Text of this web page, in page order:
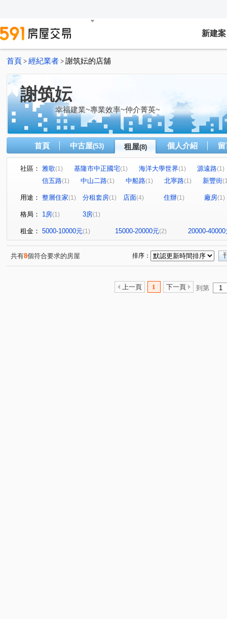
新建案
首頁 > 經紀業者 > 謝筑妘的店舖
謝筑妘
幸福建業~專業效率~仲介菁英~
首頁 中古屋(53) 租屋(8) 個人介紹
社區： 雅歌(1) 基隆市中正國宅(1) 海洋大學世界(1) 源遠路(1)
信五路(1) 中山二路(1) 中船路(1) 北寧路(1) 新豐街
用途： 整層住家(1) 分租套房(1) 店面(4) 住辦(1) 廠房(1)
格局： 1房(1) 3房(1)
租金： 5000-10000元(1) 15000-20000元(2) 20000-40000
共有8個符合要求的房屋 排序：
上一頁 1 下一頁 到第